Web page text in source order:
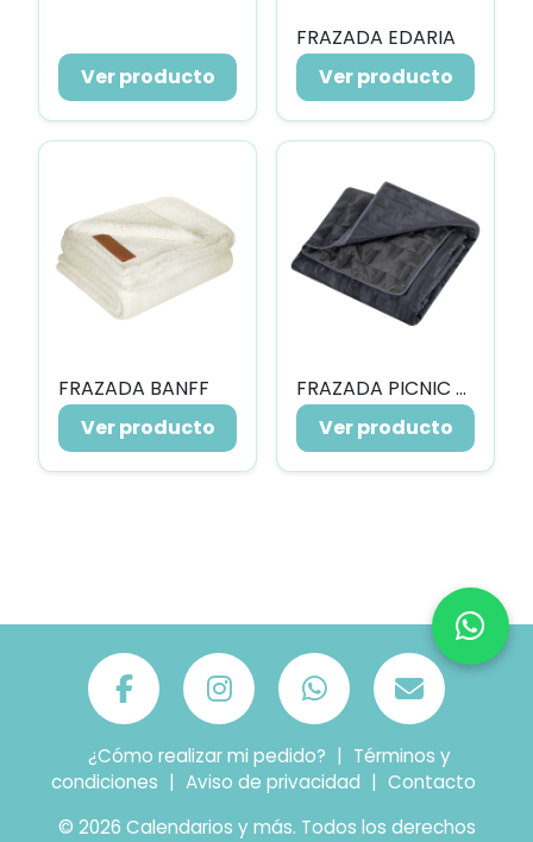
Ver producto
FRAZADA EDARIA
Ver producto
FRAZADA BANFF
Ver producto
FRAZADA PICNIC ELBRÚS
Ver producto
¿Cómo realizar mi pedido? | Términos y
condiciones | Aviso de privacidad | Contacto
© 2026 Calendarios y más. Todos los derechos